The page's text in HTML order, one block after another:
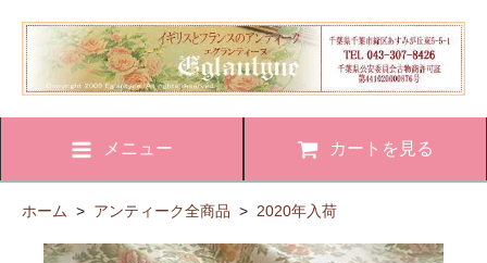
メニュー カートを見る
ホーム > アンティーク全商品 > 2020年入荷